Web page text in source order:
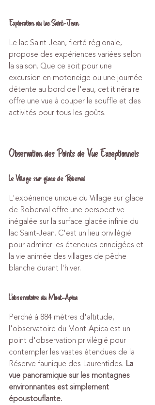
Exploration du lac Saint-Jean
Le lac Saint-Jean, fierté régionale,
propose des expériences variées selon
la saison. Que ce soit pour une
excursion en motoneige ou une journée
détente au bord de l'eau, cet itinéraire
offre une vue à couper le souffle et des
activités pour tous les goûts.
Observation des Points de Vue Exceptionnels
Le Village sur glace de Roberval
L'expérience unique du Village sur glace
de Roberval offre une perspective
inégalée sur la surface glacée infinie du
lac Saint-Jean. C'est un lieu privilégié
pour admirer les étendues enneigées et
la vie animée des villages de pêche
blanche durant l'hiver.
L'observatoire du Mont-Apica
Perché à 884 mètres d'altitude,
l'observatoire du Mont-Apica est un
point d'observation privilégié pour
contempler les vastes étendues de la
Réserve faunique des Laurentides. La
vue panoramique sur les montagnes
environnantes est simplement
époustouflante.